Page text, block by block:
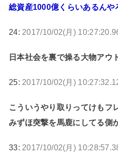
総資産1000億くらいあるんや
24: 2017/10/02(月)
日本社会を裏で操る大物アウ
25: 2017/10/02(月)
こういうやり取りってけもフ
みずほ突撃を馬鹿にしてる側
33: 2017/10/02(月)